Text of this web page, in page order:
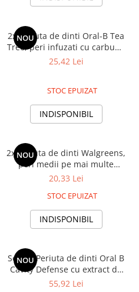
NOU
2x Periuta de dinti Oral-B Tea
Tree, peri infuzati cu carbune
activ
25,42 Lei
STOC EPUIZAT
INDISPONIBIL
NOU
2x Periuta de dinti Walgreens,
peri medii pe mai multe
nivele, diferite culori
20,33 Lei
STOC EPUIZAT
INDISPONIBIL
NOU
Set 4 x Periuta de dinti Oral B
Cavity Defense cu extract de
carbune, peri medii
55,92 Lei